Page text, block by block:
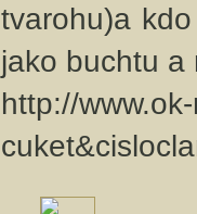
tvarohu)a
jako buchtu a
http://